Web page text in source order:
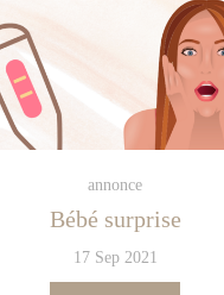
annonce
Bébé surprise
17 Sep 2021